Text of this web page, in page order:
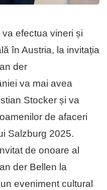
efectua vineri și
în Austria, la invitația
der
va mai avea
Stocker și va
de afaceri
Salzburg 2025.
de onoare al
der Bellen la
eveniment cultural